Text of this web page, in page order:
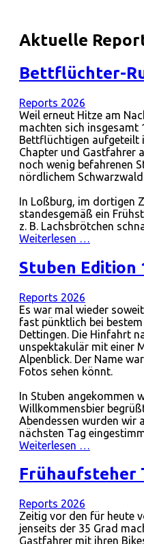
Aktuelle
Bettflüchter-
Reports 2026
Weil erneut Hitze am
machten sich insgesamt
Bettflüchtigen aufgeteilt
Chapter und Gastfahrer
noch wenig befahrenen
nördlichem
In Loßburg, im dortigen
standesgemäß ein
z. B. Lachsbrötchen
Weiterlesen …
Stuben Edition
Reports 2026
Es war mal wieder
fast pünktlich bei
Dettingen. Die Hinfahrt
unspektakulär mit einer
Alpenblick. Der Name
Fotos sehen könnt.
In Stuben angekommen
Willkommensbier
Abendessen wurden wir
nächsten Tag
Weiterlesen …
Frühaufsteher
Reports 2026
Zeitig vor den für heute
jenseits der 35 Grad
Gastfahrer mit ihren